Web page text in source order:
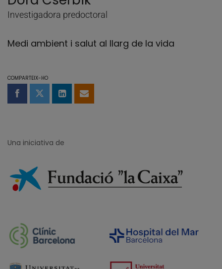
Investigadora predoctoral
Medi ambient i salut al llarg de la vida
COMPARTEIX-HO
Compartir a Facebook
Compartir a Twitter
Comparteix a LinkedIn
Comparteix per email
Una iniciativa de